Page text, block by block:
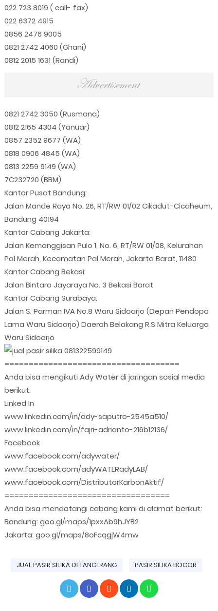
022 723 8019 ( call- fax)
022 6372 4915
0856 2476 9005
0821 2742 4060 (Ghani)
0812 2015 1631 (Randi)
0821 2742 3050 (Rusmana)
0812 2165 4304 (Yanuar)
0857 2352 9677 (WA)
0818 0906 4845 (WA)
0813 2259 9149 (WA)
7C232720 (BBM)
Kantor Pusat Bandung:
Jalan Mande Raya No. 26, RT/RW 01/02 Cikadut-Cicaheum,
Bandung 40194
Kantor Cabang Jakarta:
Jalan Kemanggisan Pulo 1, No. 6, RT/RW 01/08, Kelurahan
Pal Merah, Kecamatan Pal Merah, Jakarta Barat, 11480
Kantor Cabang Bekasi:
Jalan Bintara Jayaraya No. 3 Bekasi Barat
Kantor Cabang Surabaya:
Jalan S. Parman IVA No.8 Waru Sidoarjo (Depan Pendopo
Lama Waru Sidoarjo) Daerah Belakang R.S Mitra Keluarga
Waru Sidoarjo
====================================
Anda bisa mengikuti Ady Water di jaringan sosial media
berikut:
Linked In
www.linkedin.com/in/ady-saputro-2545a510/
www.linkedin.com/in/fajri-adrianto-216b12136/
Facebook
www.facebook.com/adywater/
www.facebook.com/adyWATERadyLAB/
www.facebook.com/DistributorKarbonAktif/
==================================
Anda bisa mendatangi cabang kami di alamat berikut:
Bandung: goo.gl/maps/1pxxAb9hJYB2
Jakarta: goo.gl/maps/8oFcqgjW4mw
JUAL PASIR SILIKA DI TANGERANG PASIR SILIKA BOGOR